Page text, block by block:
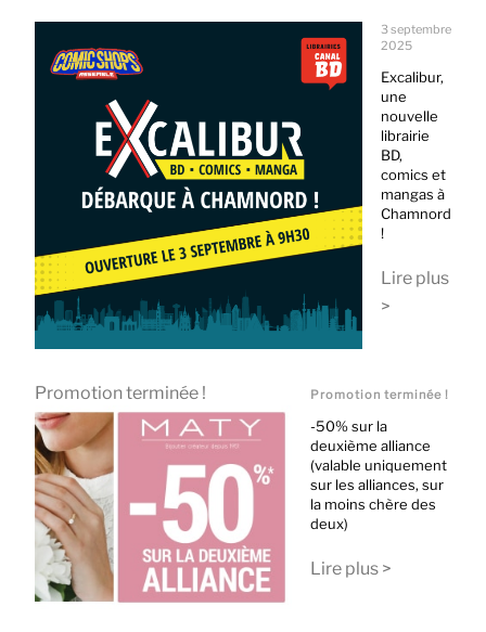
3 septembre
2025
Excalibur,
une
nouvelle
librairie
BD,
comics et
mangas à
Chamnord
!
Lire plus
>
Promotion terminée ! Promotion terminée !
-50% sur la
deuxième alliance
(valable uniquement
sur les alliances, sur
la moins chère des
deux)
Lire plus >